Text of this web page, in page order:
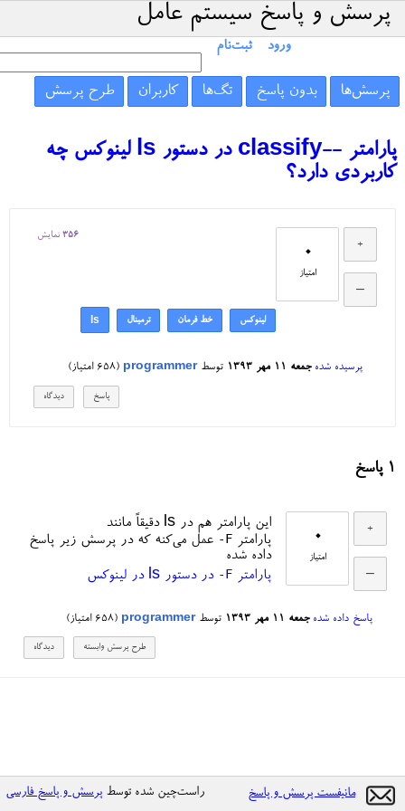
پرسش و پاسخ سیستم عامل
ورود ثبت‌نام
پرسش‌ها بدون پاسخ تگ‌ها کاربران طرح پرسش
پارامتر --classify در دستور ls لینوکس چه
کاربردی دارد؟
0
امتیاز
356 نمایش
لینوکس خط فرمان ترمینال ls
پرسیده شده جمعه ۱۱ مهر ۱۳۹۳ توسطprogrammer
(
658 امتیاز)
1 پاسخ
0
امتیاز
این پارامتر هم در ls دقیقاً مانند
پارامتر -F عمل می‌کنه که در پرسش زیر پاسخ
داده شده
پارامتر -F در دستور ls در لینوکس
پاسخ داده شده جمعه ۱۱ مهر ۱۳۹۳ توسطprogrammer
(
658 امتیاز)
مانیفست پرسش و پاسخ راست‌چین شده توسط پرسش و پاسخ فارسی